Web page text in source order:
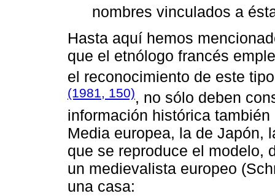
nombres vinculados a
Hasta aquí hemos
que el etnólogo francés
el reconocimiento de este
(1981, 150), no sólo deben
información histórica
Media europea, la de Japón,
que se reproduce el modelo,
un medievalista europeo
una casa: